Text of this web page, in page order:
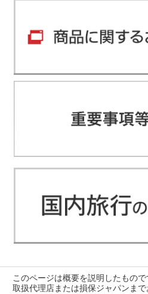
このページは概要を説明したもので
取扱代理店または損保ジャパンまで